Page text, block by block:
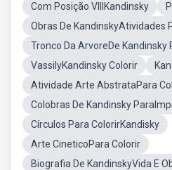
Com Posição VIIIKandinsky
Obras De KandinskyAtividades
Tronco Da ArvoreDe Kandinsky
VassilyKandinsky Colorir
Atividade Arte AbstrataPara
Colobras De Kandinsky
Círculos Para ColorirKandisky
Arte CineticoPara Colorir
Biografia De KandinskyVida E